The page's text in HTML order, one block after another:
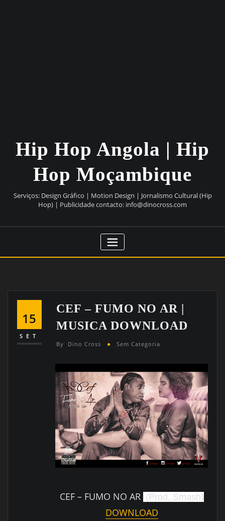
Hip Hop Angola | Hip
Hop Moçambique
Serviços: Design Gráfico | Motion Design | Jornalismo Cultural (Hip
Hop) | Publicidade contacto: info@dinocross.com
15
SET
CEF – FUMO NO AR |
MUSICA DOWNLOAD
By Dino Cross Sem Categoria
CEF – FUMO NO AR (Prod. Smash)
DOWNLOAD